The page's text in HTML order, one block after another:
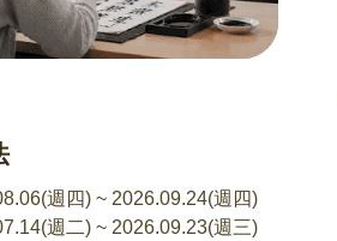
釋出名額。
個場次（每場 1,600 元），應於
確認款項後，始完成報名。)
北海岸地質之旅
週四) ~ 2026.09.24(週四)
週二) ~ 2026.09.23(週三)